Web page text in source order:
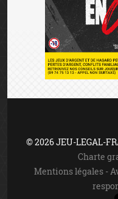
© 2026 JEU-LEGAL-
Charte
Mentions légales-